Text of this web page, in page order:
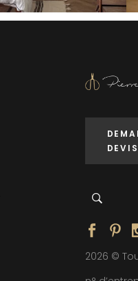
DEVIS
2026 ©